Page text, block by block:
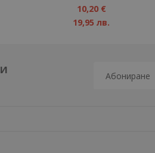
10,20 €
19,95 лв.